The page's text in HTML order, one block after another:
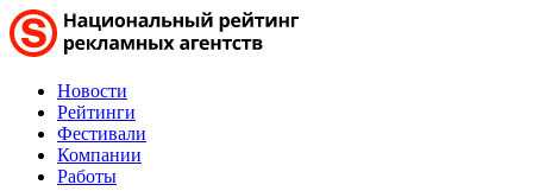
Новости
Рейтинги
Фестивали
Компании
Работы